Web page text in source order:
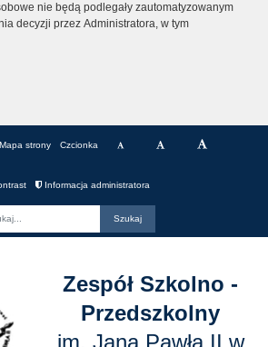
nie będą podlegały zautomatyzowanym
decyzji przez Administratora, w tym
strony Czcionka
Informacja administratora
Zespół Szkolno -
Przedszkolny
im. Jana Pawła II w